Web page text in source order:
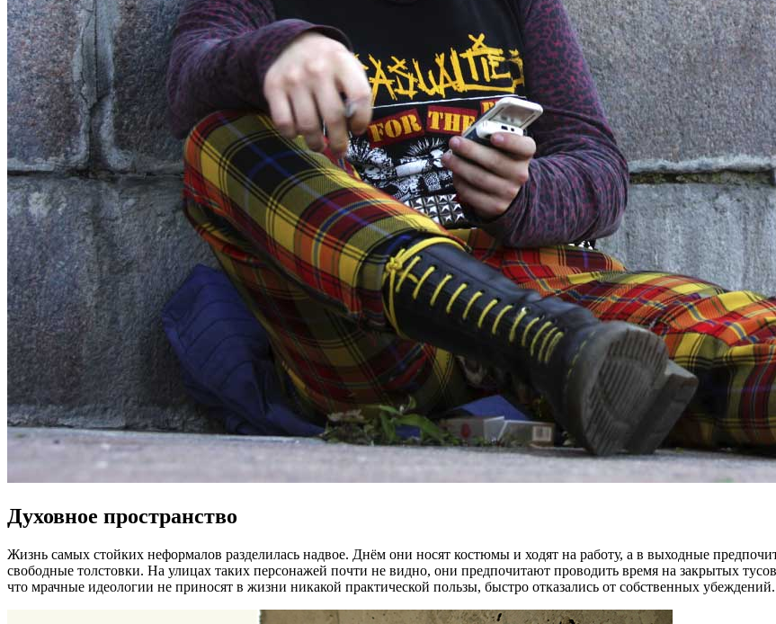
Духовное пространство
Жизнь самых стойких неформалов разделилась надвое. Днём они носят костюмы и ходят на работу, а в выходные
свободные толстовки. На улицах таких персонажей почти не видно, они предпочитают проводить время на закрытых
что мрачные идеологии не приносят в жизни никакой практической пользы, быстро отказались от собственных убеждений.